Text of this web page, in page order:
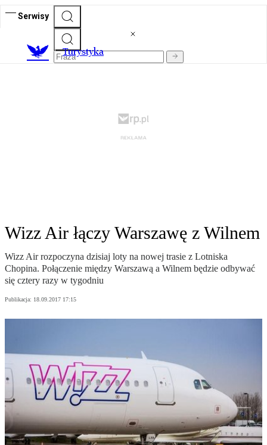
Serwisy
Turystyka
Wizz Air łączy Warszawę z Wilnem
Wizz Air rozpoczyna dzisiaj loty na nowej trasie z Lotniska
Chopina. Połączenie między Warszawą a Wilnem będzie odbywać
się cztery razy w tygodniu
Publikacja: 18.09.2017 17:15